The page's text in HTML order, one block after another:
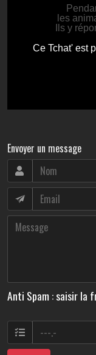
Envoyer un message
Anti Spam : saisir la